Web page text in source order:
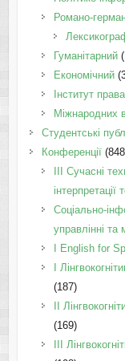
Романо-
Гуманітарний
Економічний
Інститут
Міжнародних
Студентські
Конференції
III Сучасні
інтерпретації
Соціально-
управлінні та
І English for
I
(187)
IІ
(169)
IІI